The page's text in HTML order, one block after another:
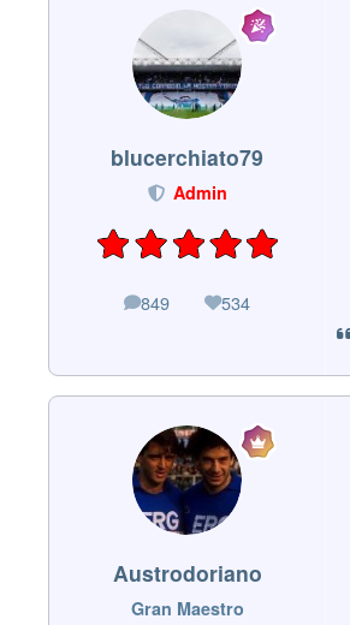
blucerchiato79
Admin
849
messaggi534
Reputazione
Austrodoriano
Gran Maestro